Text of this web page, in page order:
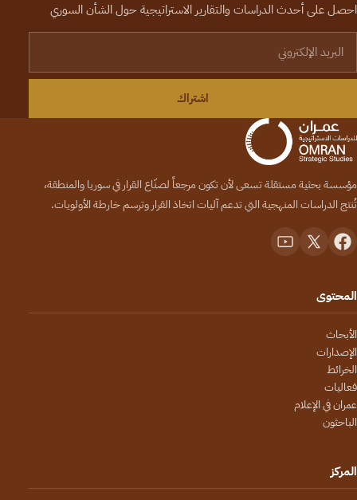
احصل على أحدث الدراسات والتقارير الاستراتيجية حول الشأن السوري
اشتراك
مؤسسة بحثية مستقلة تسعى لأن تكون مرجعاً لصنّاع القرار في سوريا والمنطقة،
تُنتج الدراسات المنهجية التي تدعم آليات اتخاذ القرار وترسم خارطة الأولويات.
المحتوى
الأبحاث
الإصدارات
الخرائط
فعاليات
عمران في الإعلام
الباحثون
المركز